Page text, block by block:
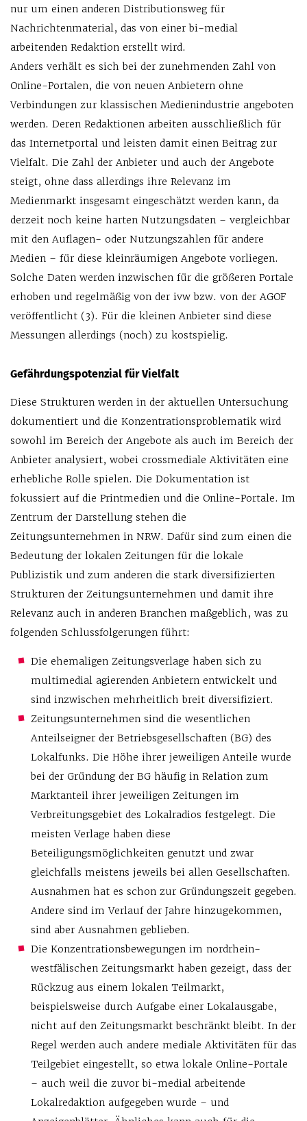
nur um einen anderen Distributionsweg für
Nachrichtenmaterial, das von einer bi-medial
arbeitenden Redaktion erstellt wird.
Anders verhält es sich bei der zunehmenden Zahl von
Online-Portalen, die von neuen Anbietern ohne
Verbindungen zur klassischen Medienindustrie angeboten
werden. Deren Redaktionen arbeiten ausschließlich für
das Internetportal und leisten damit einen Beitrag zur
Vielfalt. Die Zahl der Anbieter und auch der Angebote
steigt, ohne dass allerdings ihre Relevanz im
Medienmarkt insgesamt eingeschätzt werden kann, da
derzeit noch keine harten Nutzungsdaten – vergleichbar
mit den Auflagen- oder Nutzungszahlen für andere
Medien – für diese kleinräumigen Angebote vorliegen.
Solche Daten werden inzwischen für die größeren Portale
erhoben und regelmäßig von der ivw bzw. von der AGOF
veröffentlicht (3). Für die kleinen Anbieter sind diese
Messungen allerdings (noch) zu kostspielig.
Gefährdungspotenzial für Vielfalt
Diese Strukturen werden in der aktuellen Untersuchung
dokumentiert und die Konzentrationsproblematik wird
sowohl im Bereich der Angebote als auch im Bereich der
Anbieter analysiert, wobei crossmediale Aktivitäten eine
erhebliche Rolle spielen. Die Dokumentation ist
fokussiert auf die Printmedien und die Online-Portale. Im
Zentrum der Darstellung stehen die
Zeitungsunternehmen in NRW. Dafür sind zum einen die
Bedeutung der lokalen Zeitungen für die lokale
Publizistik und zum anderen die stark diversifizierten
Strukturen der Zeitungsunternehmen und damit ihre
Relevanz auch in anderen Branchen maßgeblich, was zu
folgenden Schlussfolgerungen führt:
Die ehemaligen Zeitungsverlage haben sich zu
multimedial agierenden Anbietern entwickelt und
sind inzwischen mehrheitlich breit diversifiziert.
Zeitungsunternehmen sind die wesentlichen
Anteilseigner der Betriebsgesellschaften (BG) des
Lokalfunks. Die Höhe ihrer jeweiligen Anteile wurde
bei der Gründung der BG häufig in Relation zum
Marktanteil ihrer jeweiligen Zeitungen im
Verbreitungsgebiet des Lokalradios festgelegt. Die
meisten Verlage haben diese
Beteiligungsmöglichkeiten genutzt und zwar
gleichfalls meistens jeweils bei allen Gesellschaften.
Ausnahmen hat es schon zur Gründungszeit gegeben.
Andere sind im Verlauf der Jahre hinzugekommen,
sind aber Ausnahmen geblieben.
Die Konzentrationsbewegungen im nordrhein-
westfälischen Zeitungsmarkt haben gezeigt, dass der
Rückzug aus einem lokalen Teilmarkt,
beispielsweise durch Aufgabe einer Lokalausgabe,
nicht auf den Zeitungsmarkt beschränkt bleibt. In der
Regel werden auch andere mediale Aktivitäten für das
Teilgebiet eingestellt, so etwa lokale Online-Portale
– auch weil die zuvor bi-medial arbeitende
Lokalredaktion aufgegeben wurde – und